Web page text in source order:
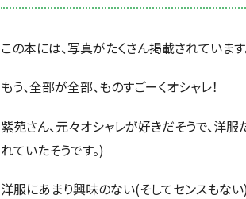
この本には、写真がたくさん掲載されています
もう、全部が全部、ものすごーくオシャレ！
紫苑さん、元々オシャレが好きだそうで、洋
れていたそうです。)
洋服にあまり興味のない(そしてセンスもない